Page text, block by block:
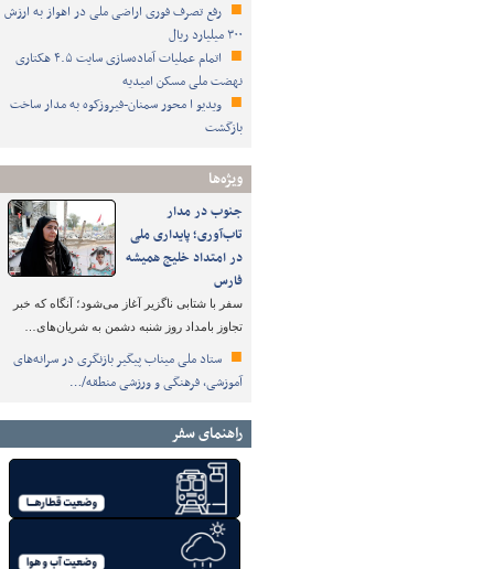
رفع تصرف فوری اراضی ملی در اهواز به ارزش
۳۰۰ میلیارد ریال
اتمام عملیات آماده‌سازی سایت ۴.۵ هکتاری
نهضت ملی مسکن امیدیه
ویدیو ا محور سمنان-فیروزکوه به مدار ساخت
بازگشت
ویژه‌ها
جنوب در مدار
تاب‌آوری؛ پایداری ملی
در امتداد خلیج همیشه
فارس
سفر با شتابی ناگزیر آغاز می‌شود؛ آنگاه که خبر
تجاوز بامداد روز شنبه دشمن به شریان‌های…
ستاد ملی میناب پیگیر بازنگری در سرانه‌های
آموزشی، فرهنگی و ورزشی منطقه/…
راهنمای سفر